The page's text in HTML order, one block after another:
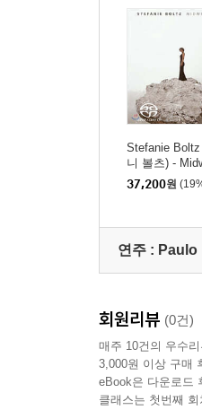
Stefanie
니 볼츠) -
es
37,200원
연주 : Paulo
회원리뷰 (0건)
매주 10건의 우수
3,000원 이상 구매
eBook은 다운로드
클래스는 첫번째